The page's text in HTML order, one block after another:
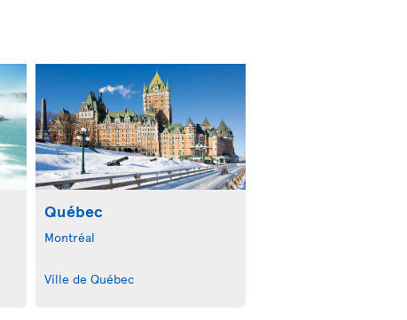
Québec
Montréal
Ville de Québec